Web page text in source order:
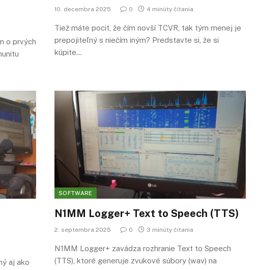
o prvých
10. decembra 2025 0 4 minúty čítania
Tiež máte pocit, že čím novší TCVR, tak tým menej je
prepojiteľný s niečím iným? Predstavte si, že si
kúpite…
aj ako
SOFTWARE
N1MM Logger+ Text to Speech (TTS)
2. septembra 2025 0 3 minúty čítania
N1MM Logger+ zavádza rozhranie Text to Speech
(TTS), ktoré generuje zvukové súbory (wav) na